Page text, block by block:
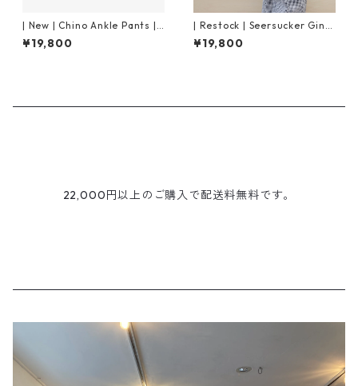
| New | Chino Ankle Pants |
Off White
¥19,800
| Restock | Seersucker Ging
ham Hakama Pants | Black ×
Pink
¥19,800
22,000円以上のご購入で配送料無料です。